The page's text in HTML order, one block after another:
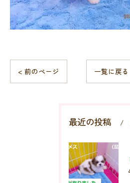
< 前のページ 一覧に戻る
最近の投稿